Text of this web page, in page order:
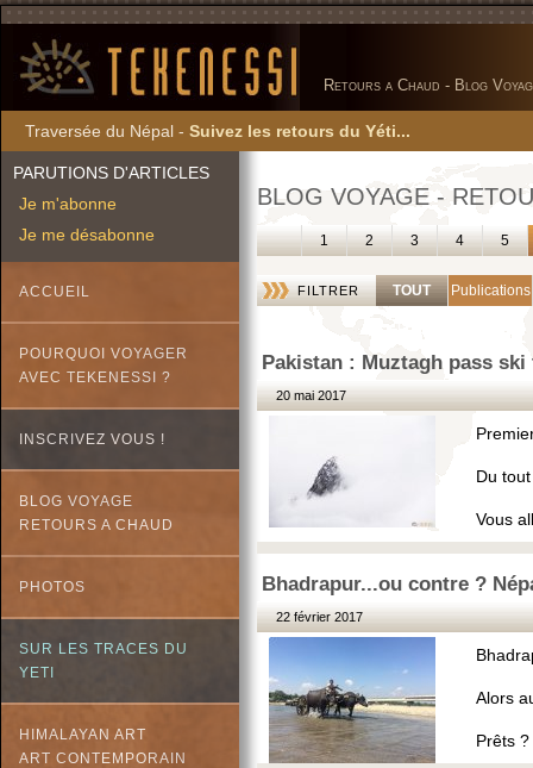
Retours a Chaud - Blog
Traversée du Népal - Suivez les retours du Yéti...
PARUTIONS D'ARTICLES
Je m'abonne
Je me désabonne
ACCUEIL
POURQUOI VOYAGER
AVEC TEKENESSI ?
INSCRIVEZ VOUS !
BLOG VOYAGE
RETOURS A CHAUD
PHOTOS
SUR LES TRACES DU
YETI
HIMALAYAN ART
ART CONTEMPORAIN
BLOG VOYAGE -
1 2 3 4 5
FILTRER TOUT Publications
Pakistan : Muztagh pass ski
20 mai 2017
Du
Vous
Bhadrapur...ou contre ?
22 février 2017
Alors
Prêts ?